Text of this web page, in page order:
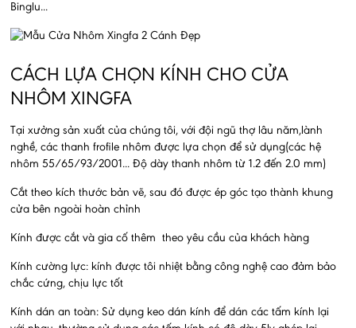
Binglu...
CÁCH LỰA CHỌN KÍNH CHO CỬA
NHÔM XINGFA
Tại xưởng sản xuất của chúng tôi, với đội ngũ thợ lâu năm,lành
nghề, các thanh frofile nhôm được lựa chọn để sử dụng(các hệ
nhôm 55/65/93/2001... Độ dày thanh nhôm từ 1.2 đến 2.0 mm)
Cắt theo kích thước bản vẽ, sau đó được ép góc tạo thành khung
cửa bên ngoài hoàn chỉnh
Kính được cắt và gia cố thêm theo yêu cầu của khách hàng
Kính cường lực: kính được tôi nhiệt bằng công nghệ cao đảm bảo
chắc cứng, chịu lực tốt
Kính dán an toàn: Sử dụng keo dán kính để dán các tấm kính lại